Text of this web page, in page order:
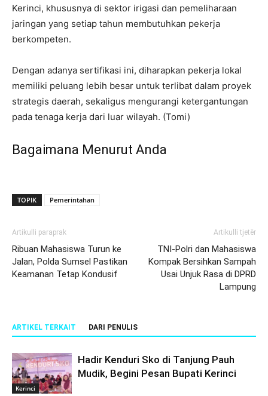
Kerinci, khususnya di sektor irigasi dan pemeliharaan
jaringan yang setiap tahun membutuhkan pekerja
berkompeten.
Dengan adanya sertifikasi ini, diharapkan pekerja lokal
memiliki peluang lebih besar untuk terlibat dalam proyek
strategis daerah, sekaligus mengurangi ketergantungan
pada tenaga kerja dari luar wilayah. (Tomi)
Bagaimana Menurut Anda
TOPIK Pemerintahan
Artikulli paraprak
Ribuan Mahasiswa Turun ke
Jalan, Polda Sumsel Pastikan
Keamanan Tetap Kondusif
Artikulli tjetër
TNI-Polri dan Mahasiswa
Kompak Bersihkan Sampah
Usai Unjuk Rasa di DPRD
Lampung
ARTIKEL TERKAIT DARI PENULIS
Kerinci
Hadir Kenduri Sko di Tanjung Pauh
Mudik, Begini Pesan Bupati Kerinci